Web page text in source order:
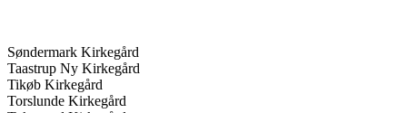
Søndermark Kirkegård
Taastrup Ny Kirkegård
Tikøb Kirkegård
Torslunde Kirkegård